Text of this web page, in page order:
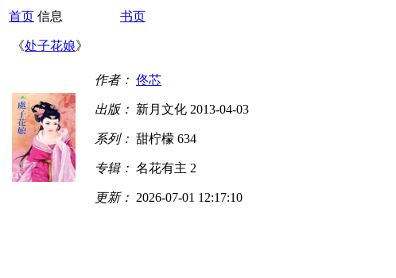
首页 信息 书页
《处子花娘》
作者： 佟芯
出版： 新月文化 2013-04-03
系列： 甜柠檬 634
专辑： 名花有主 2
更新： 2026-07-01 12:17:10